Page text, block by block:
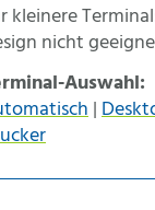
kleinere
nicht
Auswahl:
|
&
für